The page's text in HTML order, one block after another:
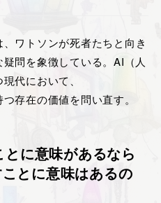
ワトソンが死者たちと向き
問を象徴している。AI（人
代において、
存在の価値を問い直す。
に意味があるなら
とに意味はあるの